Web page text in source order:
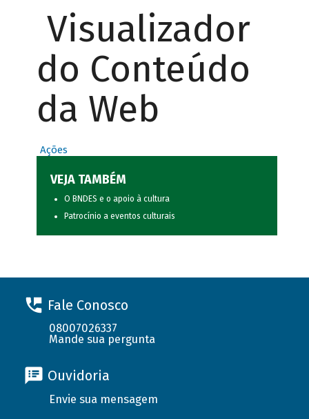
Visualizador
do Conteúdo
da Web
Ações
VEJA TAMBÉM
O BNDES e o apoio à cultura
Patrocínio a eventos culturais
Fale Conosco
08007026337
Mande sua pergunta
Ouvidoria
Envie sua mensagem